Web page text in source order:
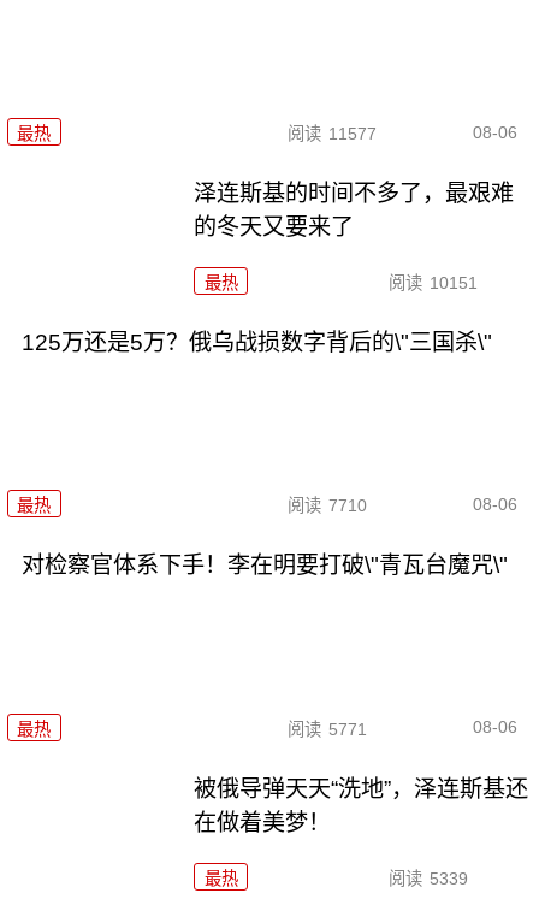
最热 阅读 11577 08-06
泽连斯基的时间不多了，最艰难
的冬天又要来了
最热 阅读 10151
125万还是5万？俄乌战损数字背后的\"三国杀\"
最热 阅读 7710 08-06
对检察官体系下手！李在明要打破\"青瓦台魔咒\"
最热 阅读 5771 08-06
被俄导弹天天“洗地”，泽连斯基还
在做着美梦！
最热 阅读 5339